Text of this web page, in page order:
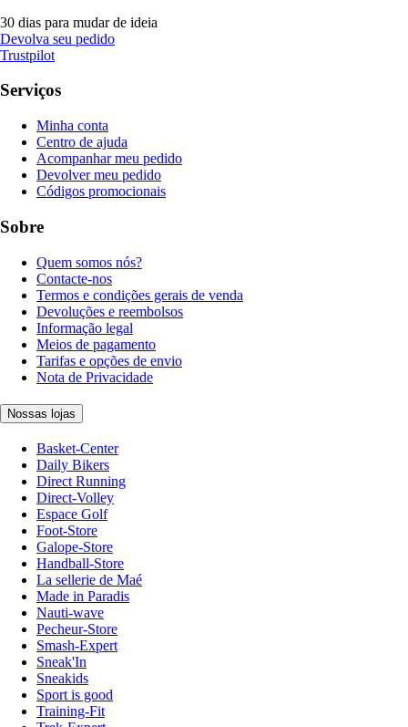
30 dias para mudar de ideia
Devolva seu pedido
Trustpilot
Serviços
Minha conta
Centro de ajuda
Acompanhar meu pedido
Devolver meu pedido
Códigos promocionais
Sobre
Quem somos nós?
Contacte-nos
Termos e condições gerais de venda
Devoluções e reembolsos
Informação legal
Meios de pagamento
Tarifas e opções de envio
Nota de Privacidade
Nossas lojas
Basket-Center
Daily Bikers
Direct Running
Direct-Volley
Espace Golf
Foot-Store
Galope-Store
Handball-Store
La sellerie de Maé
Made in Paradis
Nauti-wave
Pecheur-Store
Smash-Expert
Sneak'In
Sneakids
Sport is good
Training-Fit